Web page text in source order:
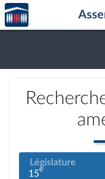
Aller au contenu
Aller en bas de la page
Accèder
à la
page
Législature
15e